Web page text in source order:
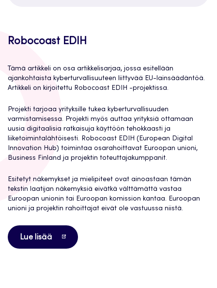
Robocoast EDIH
Tämä artikkeli on osa artikkelisarjaa, jossa esitellään
ajankohtaista kyberturvallisuuteen liittyvää EU-lainsäädäntöä.
Artikkeli on kirjoitettu Robocoast EDIH -projektissa.
Projekti tarjoaa yrityksille tukea kyberturvallisuuden
varmistamisessa. Projekti myös auttaa yrityksiä ottamaan
uusia digitaalisia ratkaisuja käyttöön tehokkaasti ja
liiketoimintalähtöisesti. Robocoast EDIH (European Digital
Innovation Hub) toimintaa osarahoittavat Euroopan unioni,
Business Finland ja projektin toteuttajakumppanit.
Esitetyt näkemykset ja mielipiteet ovat ainoastaan tämän
tekstin laatijan näkemyksiä eivätkä välttämättä vastaa
Euroopan unionin tai Euroopan komission kantaa. Euroopan
unioni ja projektin rahoittajat eivät ole vastuussa niistä.
Lue lisää
Avautuu
uuteen